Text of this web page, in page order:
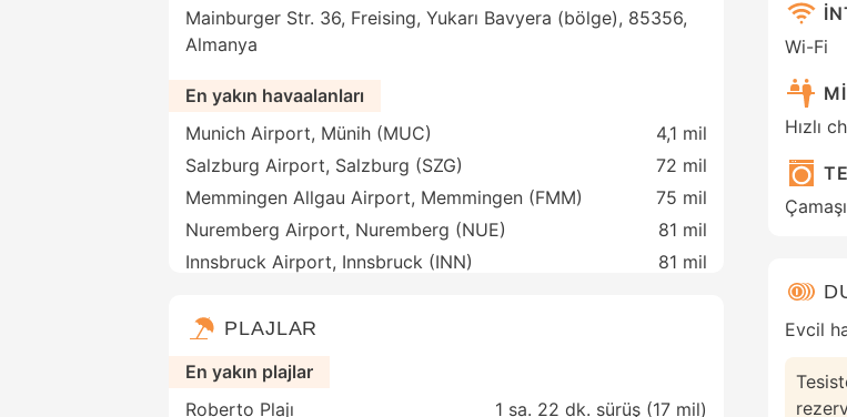
Mainburger Str. 36, Freising, Yukarı Bavyera (bölge), 85356,
Almanya
En yakın havaalanları
Munich Airport, Münih (MUC)
4,1 mil
Salzburg Airport, Salzburg (SZG)
72 mil
Memmingen Allgau Airport, Memmingen (FMM)
75 mil
Nuremberg Airport, Nuremberg (NUE)
81 mil
Innsbruck Airport, Innsbruck (INN)
81 mil
PLAJLAR
En yakın plajlar
Roberto Plajı
1 sa. 22 dk. sürüş (17 mil)
Wi-Fi
Hızlı
Evcil